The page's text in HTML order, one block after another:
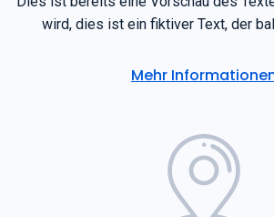
Service
Dies ist bereits eine Vorschau des
Mehr Informationen